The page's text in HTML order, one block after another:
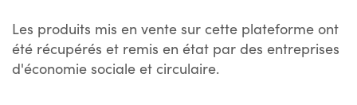
Les produits mis en vente sur cette plateforme ont
été récupérés et remis en état par des entreprises
d'économie sociale et circulaire.